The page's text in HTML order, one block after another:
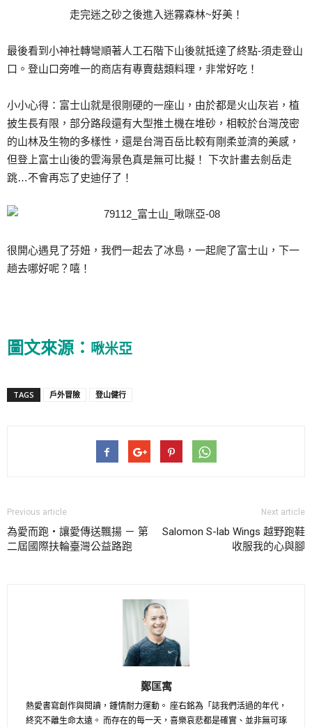
走完迷之砂之後進入迷霧森林~好美！
最後看到小神社轉彎順著人工石階下山後就抵達了終點-須走登山
口。登山口旁唯一的商店有專賣菇類料理，非常好吃！
小小心得：富士山就是很剛硬的一座山，由於都是火山灰岩，植
披生長有限，部分路段還有大型推土機在堆砂，相較於台灣茂密
的山林及生物的多樣性，還是台灣百岳比較有剛柔並濟的美感，
但登上富士山後的雲海景色真是無可比擬！ 下次計畫去劍岳走
跳…不會再忘了史迪仔了！
很開心遇見了芬妞，我們一起去了冰島，一起爬了富士山，下一
趟去哪好呢？嘻！
圖文來源： 啾米亞
TAGS 戶外冒險 登山健行
Previous article
為愛而跑・讓愛傳送飄揚 － 第
二屆國際扶輪臺灣公益路跑
Next article
Salomon S-lab Wings 越野跑鞋
收服我的心與腳
鄭匡寓
熱愛書寫創作與閱讀，鍾情耐力運動。 座右銘為「誌我們活過的年代，
終究不離生命太遠。 而存在的每一天，喜樂哀悲都是確實、並非無可琢